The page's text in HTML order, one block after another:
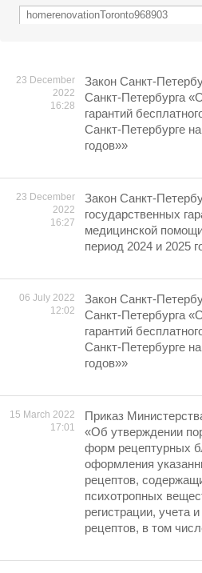
23 December
2022
16:28
Закон Санкт-
Санкт-Петербурга
гарантий
Санкт-Петербурге
годов»»
23 December
2022
16:27
Закон Санкт-
государственных
медицинской
период 2024 и 2025
06 July 2022
12:02
Закон Санкт-
Санкт-Петербурга
гарантий
Санкт-Петербурге
годов»»
15 March 2022
17:01
Приказ
«Об утверждении
форм рецептурных
оформления
рецептов,
психотропных
регистрации, учета
рецептов, в том